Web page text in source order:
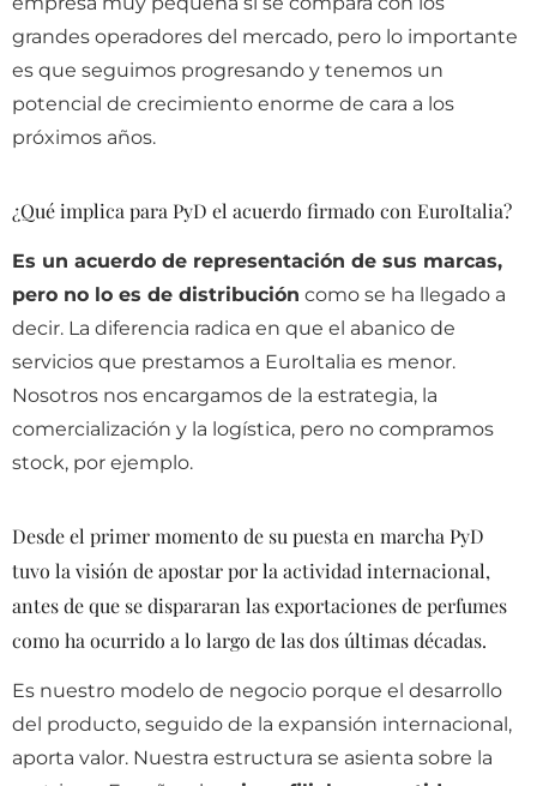
grandes operadores del mercado, pero lo importante
es que seguimos progresando y tenemos un
potencial de crecimiento enorme de cara a los
próximos años.
¿Qué implica para PyD el acuerdo firmado con EuroItalia?
Es un acuerdo de representación de sus marcas,
pero no lo es de distribución como se ha llegado a
decir. La diferencia radica en que el abanico de
servicios que prestamos a EuroItalia es menor.
Nosotros nos encargamos de la estrategia, la
comercialización y la logística, pero no compramos
stock, por ejemplo.
Desde el primer momento de su puesta en marcha PyD
tuvo la visión de apostar por la actividad internacional,
antes de que se dispararan las exportaciones de perfumes
como ha ocurrido a lo largo de las dos últimas décadas.
Es nuestro modelo de negocio porque el desarrollo
del producto, seguido de la expansión internacional,
aporta valor. Nuestra estructura se asienta sobre la